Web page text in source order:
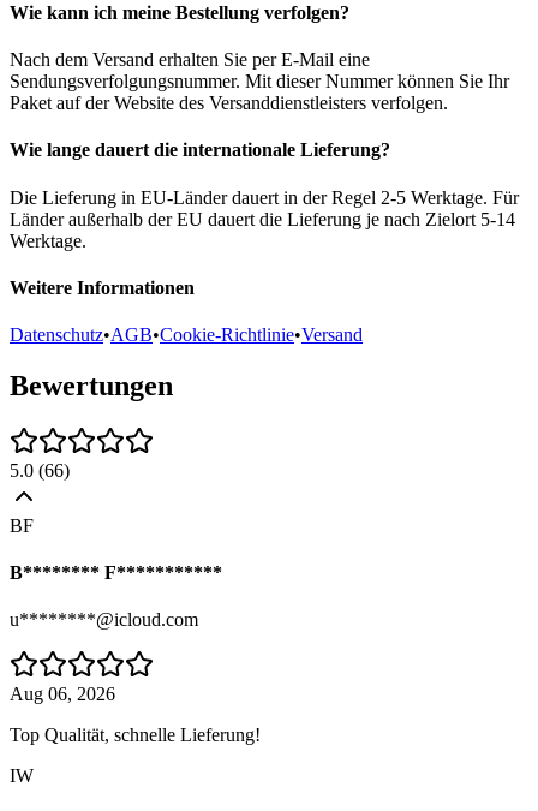
Wie kann ich meine Bestellung verfolgen?
Nach dem Versand erhalten Sie per E-Mail eine
Sendungsverfolgungsnummer. Mit dieser Nummer können Sie Ihr
Paket auf der Website des Versanddienstleisters verfolgen.
Wie lange dauert die internationale Lieferung?
Die Lieferung in EU-Länder dauert in der Regel 2-5 Werktage. Für
Länder außerhalb der EU dauert die Lieferung je nach Zielort 5-14
Werktage.
Weitere Informationen
Datenschutz•AGB•Cookie-Richtlinie•Versand
Bewertungen
5.0 (66)
BF
B******** F***********
u********@icloud.com
Aug 06, 2026
Top Qualität, schnelle Lieferung!
IW